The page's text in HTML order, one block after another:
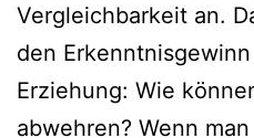
Vergleichbarkeit an.
den
Erziehung: Wie
abwehren? Wenn